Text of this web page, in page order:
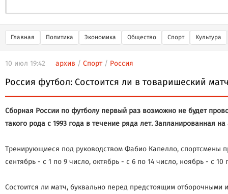
Главная Политика Экономика Общество Спорт Культура
10 июл 19:42 архив / Спорт/ Россия
Россия футбол: Состоится ли в товаришеский
Сборная России по футболу первый раз возможно не будет
такого рода с 1993 года в течение ряда лет. Запланированная
Тренирующиеся под руководством Фабио Капелло, спортсмены
сентябрь - с 1 по 9 число, октябрь - с 6 по 14 число, ноябрь - с
Состоится ли матч, буквально перед предстоящим